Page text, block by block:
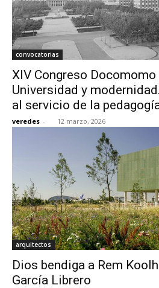
convocatorias
XIV Congreso
Universidad y
al servicio de la
veredes - 12 marzo, 2026
arquitectos
Dios bendiga a Rem
García Librero